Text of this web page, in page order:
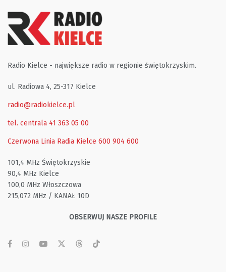
Radio Kielce - największe radio w regionie świętokrzyskim.
ul. Radiowa 4, 25-317 Kielce
radio@radiokielce.pl
tel. centrala 41 363 05 00
Czerwona Linia Radia Kielce 600 904 600
101,4 MHz Świętokrzyskie
90,4 MHz Kielce
100,0 MHz Włoszczowa
215,072 MHz / KANAŁ 10D
OBSERWUJ NASZE PROFILE